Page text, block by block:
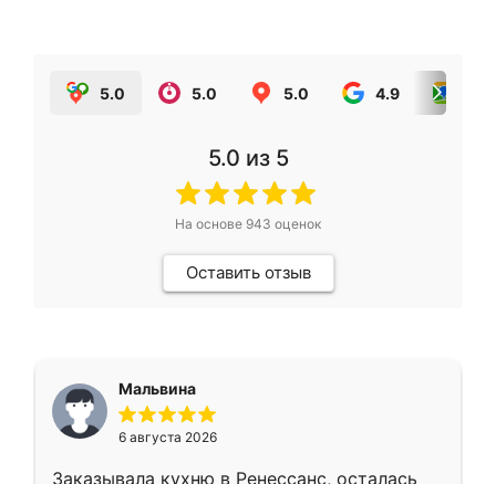
5.0 5.0 5.0 4.9
5.0 из 5
На основе 943 оценок
Оставить отзыв
Мальвина
6 августа 2026
Заказывала кухню в Ренессанс, осталась